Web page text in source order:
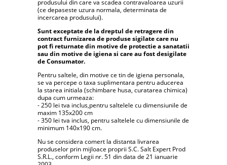
produsului din care va scadea contravaloarea uzurii
(ce depaseste uzura normala, determinata de
incercarea produsului).
Sunt exceptate de la dreptul de retragere din
contract furnizarea de produse sigilate care nu
pot fi returnate din motive de protectie a sanatatii
sau din motive de igiena si care au fost desigilate
de Consumator.
Pentru saltele, din motive ce tin de igiena personala,
se va percepe o taxa suplimentara pentru aducerea
la starea initiala (schimbare husa, curatarea chimica)
dupa cum urmeaza:
- 250 lei tva inclus,pentru saltelele cu dimensiunile de
maxim 135x200 cm
- 350 lei tva inclus, pentru saltelele cu dimensiunile de
minimum 140x190 cm.
Nu se considera comert la distanta livrarea
produselor prin mijloace proprii S.C. Salt Expert Prod
S.R.L., conform Legii nr. 51 din data de 21 ianuarie